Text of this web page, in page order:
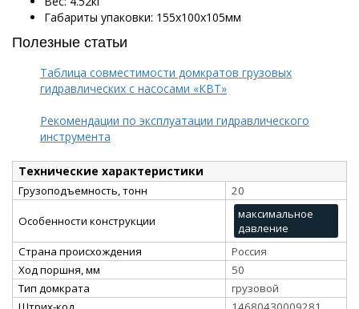
Габариты упаковки: 155х100х105мм
Полезные статьи
Таблица совместимости домкратов грузовых
гидравлических с насосами «КВТ»
Рекомендации по эксплуатации гидравлического
инструмента
Технические характеристики
Грузоподъемность, тонн 20
Особенности конструкции
максимальное
давление
Страна происхождения
Россия
Ход поршня, мм
50
Тип домкрата
грузовой